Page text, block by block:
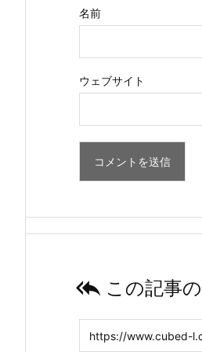
名前
ウェブサイト
 この記事